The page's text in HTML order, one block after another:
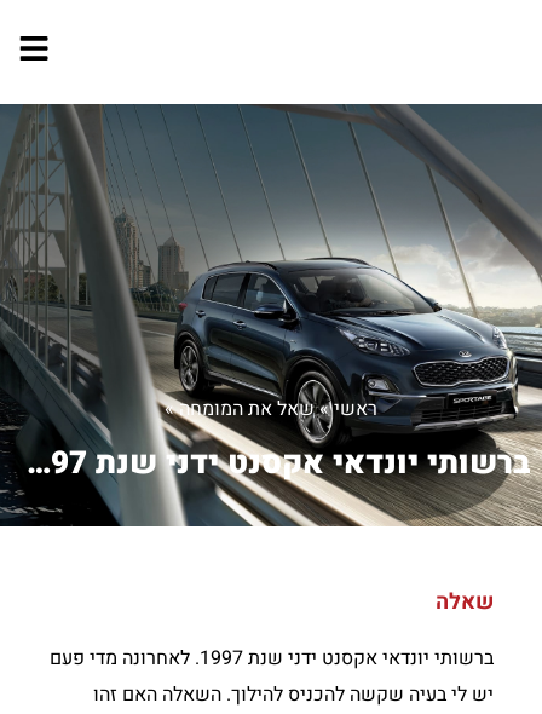
ראשי»שאל את המומחה»
ברשותי יונדאי אקסנט ידני שנת 1997. לא...
שאלה
ברשותי יונדאי אקסנט ידני שנת 1997. לאחרונה מדי פעם
יש לי בעיה שקשה להכניס להילוך. השאלה האם זהו